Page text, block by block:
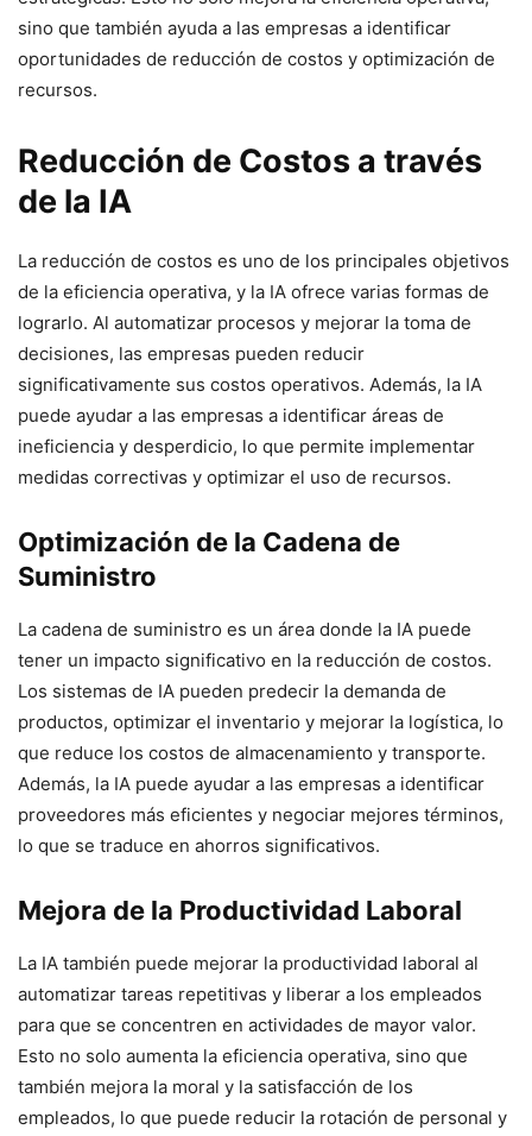
sino que también ayuda a las empresas a identificar
oportunidades de reducción de costos y optimización de
recursos.
Reducción de Costos a través
de la IA
La reducción de costos es uno de los principales objetivos
de la eficiencia operativa, y la IA ofrece varias formas de
lograrlo. Al automatizar procesos y mejorar la toma de
decisiones, las empresas pueden reducir
significativamente sus costos operativos. Además, la IA
puede ayudar a las empresas a identificar áreas de
ineficiencia y desperdicio, lo que permite implementar
medidas correctivas y optimizar el uso de recursos.
Optimización de la Cadena de
Suministro
La cadena de suministro es un área donde la IA puede
tener un impacto significativo en la reducción de costos.
Los sistemas de IA pueden predecir la demanda de
productos, optimizar el inventario y mejorar la logística, lo
que reduce los costos de almacenamiento y transporte.
Además, la IA puede ayudar a las empresas a identificar
proveedores más eficientes y negociar mejores términos,
lo que se traduce en ahorros significativos.
Mejora de la Productividad Laboral
La IA también puede mejorar la productividad laboral al
automatizar tareas repetitivas y liberar a los empleados
para que se concentren en actividades de mayor valor.
Esto no solo aumenta la eficiencia operativa, sino que
también mejora la moral y la satisfacción de los
empleados, lo que puede reducir la rotación de personal y